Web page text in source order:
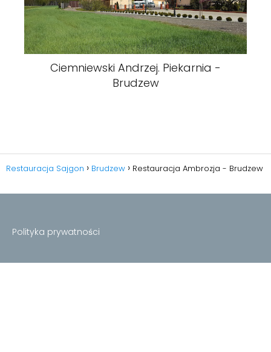
Ciemniewski Andrzej. Piekarnia -
Brudzew
Restauracja Sajgon Brudzew Restauracja Ambrozja - Brudzew
Polityka prywatności